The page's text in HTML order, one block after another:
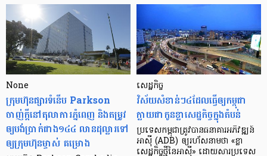
None
ក្រុមហ៊ុនផ្សារទំនើប Parkson
ចាញ់ក្ដីនៅតុលាការភ្នំពេញ និងតម្រូវ
ឲ្យបង់ប្រាក់ជាង១៤៤ លានដុល្លារទៅ
ឲ្យក្រុមហ៊ុនម្ចាស់ គម្រោង
សេដ្ឋកិច្ច​
វិស័យ​សំខាន់ៗ​៤​ដែល​ធ្វើ​ឲ្យ​កម្ពុជា​
ក្លាយ​ជា​កូន​ខ្លា​សេដ្ឋកិច្ច​ក្នុង​តំបន់
ប្រទេស​កម្ពុជា​ត្រូវ​បាន​ធនាគារ​អភិវឌ្ឍន៍​
អាស៊ី (ADB) ឲ្យ​រហ័ស​នាមថា «ខ្លា​
សេដ្ឋកិច្ច​ថ្មី​នៃ​អាស៊ី» ដោយសារ​ប្រទេស​